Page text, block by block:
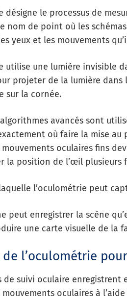
désigne le processus de
nom de point où les
yeux et les mouvements
utilise une lumière invisible
projeter de la lumière
sur la cornée.
avancés sont
où faire la mise au
oculaires fins
la position de l’œil plusieurs
l’oculométrie peut
peut enregistrer la scène
une carte visuelle de la
l’oculométrie
de suivi oculaire
oculaires à